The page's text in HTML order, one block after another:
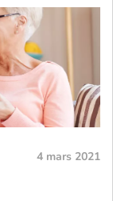
4 mars 2021